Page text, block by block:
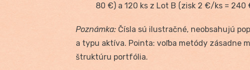
80 €) a 120 ks z Lot B (zisk 2 €/ks = 240
Poznámka: Čísla sú ilustračné, neobsahujú
a typu aktíva. Pointa: voľba metódy zásadne
štruktúru portfólia.